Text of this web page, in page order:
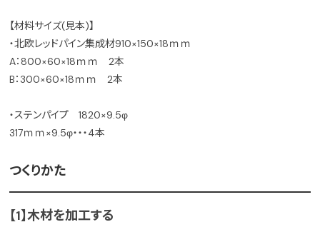
【材料サイズ(見本)】
・北欧レッドパイン集成材910×150×18ｍｍ
A：800×60×18ｍｍ 2本
B：300×60×18ｍｍ 2本
・ステンパイプ 1820×9.5φ
317ｍｍ×9.5φ・・・4本
つくりかた
【1】木材を加工する